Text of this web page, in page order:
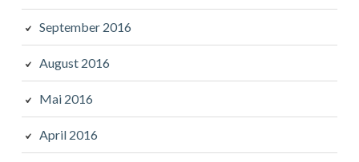
September 2016
August 2016
Mai 2016
April 2016